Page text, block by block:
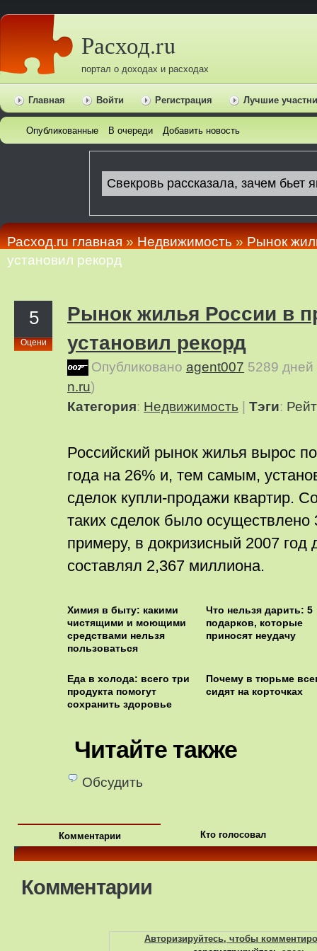
Расход.ru
портал о доходах и расходах
Главная Войти Регистрация Лучшие
Опубликованные В очереди Добавить новость
Расход.ru главная»Недвижимость»Рынок
установил рекорд
5
Оцени
Рынок жилья России в
установил рекорд
Опубликовано agent007 5289
n.ru)
Категория: Недвижимость Тэги:
Российский рынок жилья вырос
года на 26% и, тем самым,
сделок купли-продажи квартир.
таких сделок было
примеру, в докризисный 2007 год
составлял 2,367 миллиона.
Химия в быту: какими
чистящими и моющими
средствами нельзя
пользоваться
Что нельзя дарить: 5
подарков, которые
приносят неудачу
Еда в холода: всего три
продукта помогут
сохранить здоровье
Почему в тюрьме
сидят на корточках
Читайте также
Обсудить
Комментарии Кто голосовал
Комментарии
Авторизируйтесь, чтобы